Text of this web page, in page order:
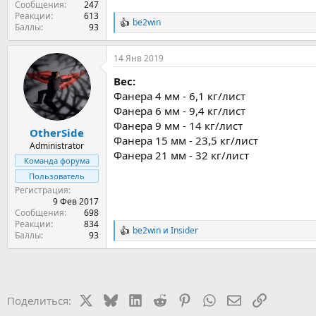
Сообщения
247
Реакции
613
Баллы
93
Р
е
а
к
и
и
:
be2win
OtherSide
Administrator
Команда форума
Пользователь
Регистрация
9 Фев 2017
Сообщения
698
Реакции
834
Баллы
93
14 Янв 2019
Вес:
Фанера 4 мм - 6,1 кг/лист
Фанера 6 мм - 9,4 кг/лист
Фанера 9 мм - 14 кг/лист
Фанера 15 мм - 23,5 кг/лист
Фанера 21 мм - 32 кг/лист
Р
е
be2win и Insider
Поделиться: BlueskyLinkedIn
Reddit PinterestWhatsApp
Электронная
Ссылка